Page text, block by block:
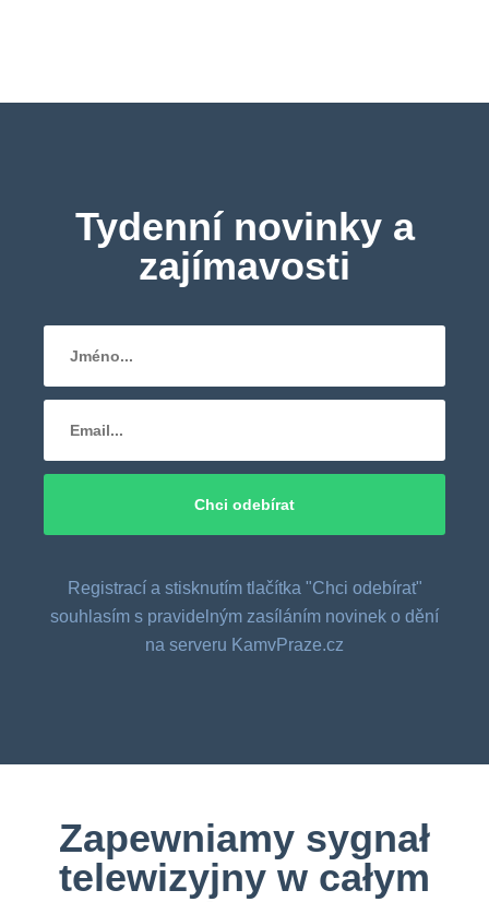
Tydenní novinky a
zajímavosti
Registrací a stisknutím tlačítka "Chci odebírat"
souhlasím s pravidelným zasíláním novinek o dění
na serveru KamvPraze.cz
Zapewniamy sygnał
telewizyjny w całym